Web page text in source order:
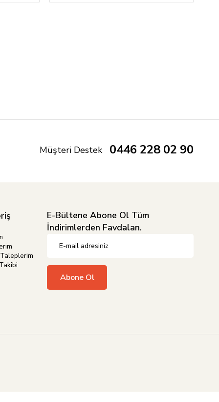
Müşteri Destek 0446 228 02 90
E-Bültene Abone Ol Tüm
İndirimlerden Favdalan.
Abone Ol